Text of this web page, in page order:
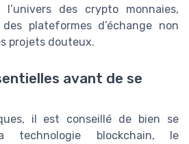
l’univers des crypto monnaies,
plateformes d’échange non
projets douteux.
avant de se
il est conseillé de bien se
technologie blockchain, le